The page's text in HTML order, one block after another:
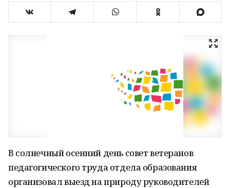
В солнечный осенний день совет ветеранов
педагогического труда отдела образования
организовал выезд на природу руководителей